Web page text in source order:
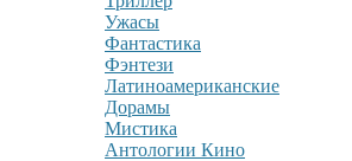
Ужасы
Фантастика
Фэнтези
Латиноамериканские
Дорамы
Мистика
Антологии Кино